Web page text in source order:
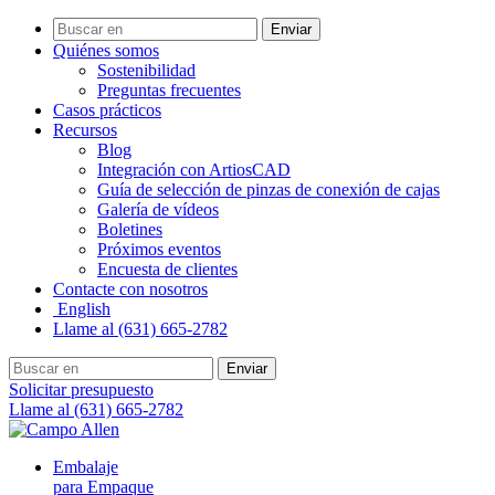
Enviar
Quiénes somos
Sostenibilidad
Preguntas frecuentes
Casos prácticos
Recursos
Blog
Integración con ArtiosCAD
Guía de selección de pinzas de conexión de cajas
Galería de vídeos
Boletines
Próximos eventos
Encuesta de clientes
Contacte con nosotros
English
Llame al (631) 665-2782
Enviar
Solicitar presupuesto
Llame al (631) 665-2782
Embalaje
para Empaque